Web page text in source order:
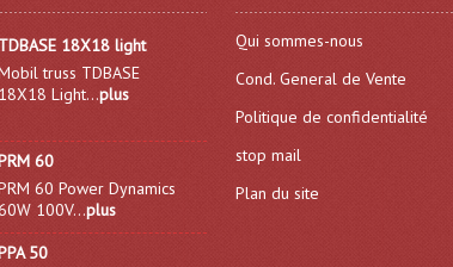
TDBASE 18X18 light
truss TDBASE
18X18 Light...plus
60
60 Power Dynamics
100V...plus
50
Qui sommes-nous
Cond. General de Vente
Politique de confidentialité
stop mail
Plan du site